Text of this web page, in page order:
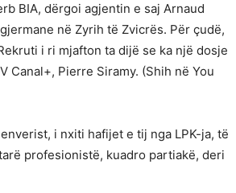
BIA, dërgoi agjentin e saj Arnaud
në Zyrih të Zvicrës. Për çudë,
i ri mjafton ta dijë se ka një dosje
Canal+, Pierre Siramy. (Shih në You
i nxiti hafijet e tij nga LPK-ja, të
profesionistë, kuadro partiakë, deri